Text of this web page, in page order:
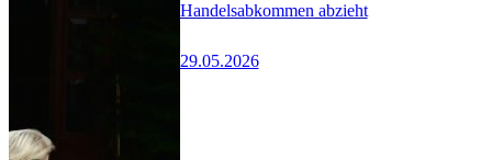
Handelsabkommen abzieht
29.05.2026